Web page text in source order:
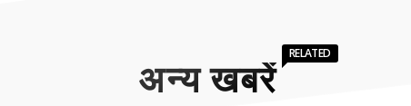
अन्य खबरें
RELATED